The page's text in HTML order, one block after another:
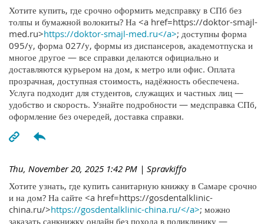
Хотите купить, где срочно оформить медсправку в СПб без
толпы и бумажной волокиты? На <a href=https://doktor-smajl-
med.ru>https://doktor-smajl-med.ru</a>; доступны форма
095/у, форма 027/у, формы из диспансеров, академотпуска и
многое другое — все справки делаются официально и
доставляются курьером на дом, к метро или офис. Оплата
прозрачная, доступная стоимость, надёжность обеспечена.
Услуга подходит для студентов, служащих и частных лиц —
удобство и скорость. Узнайте подробности — медсправка СПб,
оформление без очередей, доставка справки.
Thu, November 20, 2025 1:42 PM | Spravkiffo
Хотите узнать, где купить санитарную книжку в Самаре срочно
и на дом? На сайте <a href=https://gosdentalklinic-
china.ru/>https://gosdentalklinic-china.ru/</a>; можно
заказать санкнижку онлайн без похода в поликлинику —